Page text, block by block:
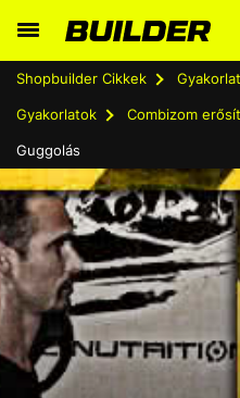
Shopbuilder Cikkek
Gyakorlatok Combizom
Guggolás